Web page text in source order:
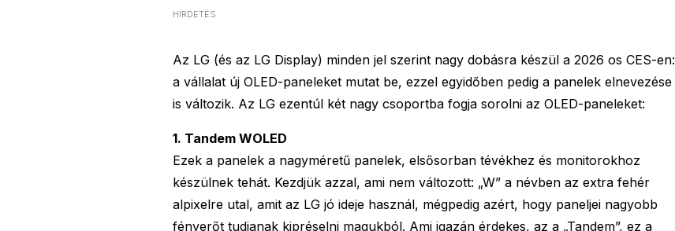
HIRDETÉS
Az LG (és az LG Display) minden jel szerint nagy dobásra készül a 2026 os CES-en:
a vállalat új OLED-paneleket mutat be, ezzel egyidőben pedig a panelek elnevezése
is változik. Az LG ezentúl két nagy csoportba fogja sorolni az OLED-paneleket:
1. Tandem WOLED
Ezek a panelek a nagyméretű panelek, elsősorban tévékhez és monitorokhoz
készülnek tehát. Kezdjük azzal, ami nem változott: „W” a névben az extra fehér
alpixelre utal, amit az LG jó ideje használ, mégpedig azért, hogy paneljei nagyobb
fényerőt tudjanak kipréselni magukból. Ami igazán érdekes, az a „Tandem”, ez a